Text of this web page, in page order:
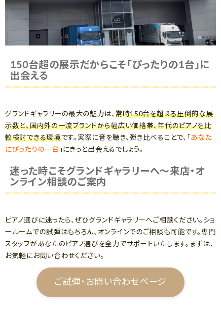
150台超の展示だからこそ「ぴったりの1台」に
出会える
グランドギャラリーの最大の魅力は、 常時150台を超える圧倒的な展
示数と、国内外の一流ブランドから幅広い価格帯、年代のピアノを比
較検討できる環境です。実際に音を聴き、弾き比べることで、「あなた
にぴったりの一台 」にきっと出会えるでしょう。
迷った時こそグランドギャラリーへ～来店・オ
ンライン相談のご案内
ピアノ選びに迷ったら、ぜひグランドギャラリーへご相談ください。ショ
ールームでの試弾はもちろん、オンラインでのご相談も可能です。専門
スタッフがあなたのピアノ選びを全力でサポートいたします。まずは、
お気軽にお問い合わせください。
ご試弾・お問い合わせページ